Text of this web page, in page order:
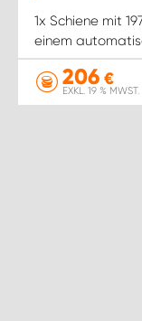
1x Schiene mit
einem
206 €
EXKL. 19 % MWST.